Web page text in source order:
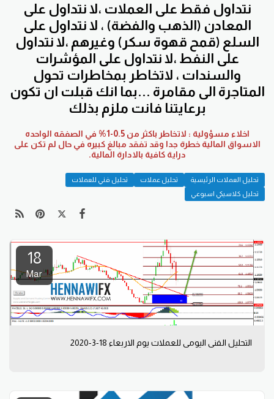
نتداول فقط على العملات ،لا نتداول على
المعادن (الذهب والفضة) ، لا نتداول على
السلع (قمح قهوة سكر) وغيرهم ،لا نتداول
على النفط ،لا نتداول على المؤشرات
والسندات ، لاتخاطر بمخاطرات تحول
المتاجرة الى مقامرة ...بما انك قبلت ان تكون
برعايتنا فانت ملزم بذلك
اخلاء مسؤولية : لاتخاطر باكثر من 0.5-1% في الصفقه الواحده
الاسواق المالية خطرة جدا وقد تفقد مبالغ كبيره في حال لم تكن على
دراية كافية بالادارة المالية.
تحليل العملات الرئيسية تحليل عملات
تحليل فني للعملات
تحليل كلاسيكي اسبوعي
18
Mar
التحليل الفني اليومي للعملات يوم الاربعاء 18-3-2020